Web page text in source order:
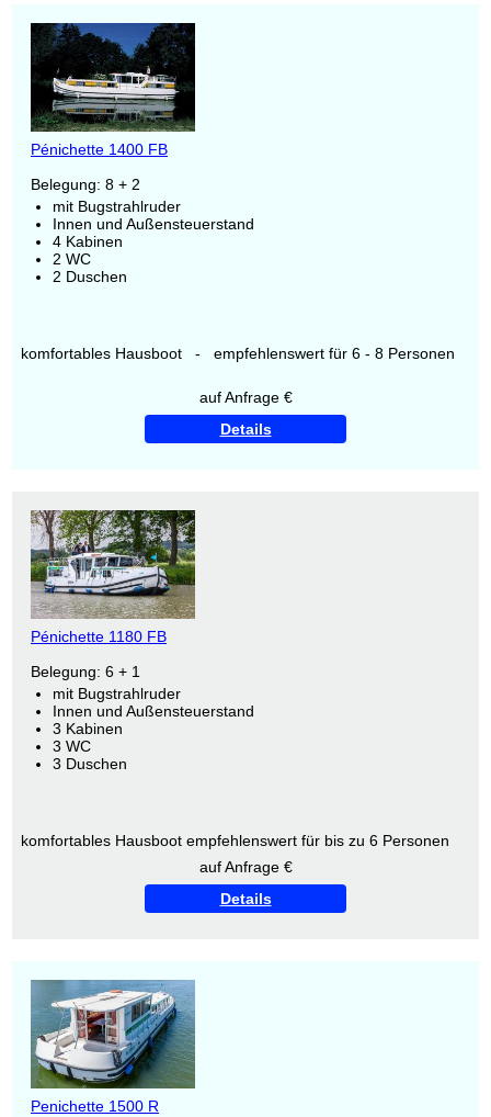
Pénichette 1400 FB
Belegung: 8 + 2
mit Bugstrahlruder
Innen und Außensteuerstand
4 Kabinen
2 WC
2 Duschen
komfortables Hausboot - empfehlenswert für 6 - 8 Personen
auf Anfrage €
Details
Pénichette 1180 FB
Belegung: 6 + 1
mit Bugstrahlruder
Innen und Außensteuerstand
3 Kabinen
3 WC
3 Duschen
komfortables Hausboot empfehlenswert für bis zu 6 Personen
auf Anfrage €
Details
Penichette 1500 R